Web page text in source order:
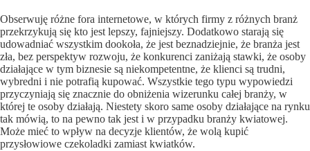
Obserwuję różne fora internetowe, w których firmy z różnych branż
przekrzykują się kto jest lepszy, fajniejszy. Dodatkowo starają się
udowadniać wszystkim dookoła, że jest beznadziejnie, że branża jest
zła, bez perspektyw rozwoju, że konkurenci zaniżają stawki, że osoby
działające w tym biznesie są niekompetentne, że klienci są trudni,
wybredni i nie potrafią kupować. Wszystkie tego typu wypowiedzi
przyczyniają się znacznie do obniżenia wizerunku całej branży, w
której te osoby działają. Niestety skoro same osoby działające na rynku
tak mówią, to na pewno tak jest i w przypadku branży kwiatowej.
Może mieć to wpływ na decyzje klientów, że wolą kupić
przysłowiowe czekoladki zamiast kwiatków.